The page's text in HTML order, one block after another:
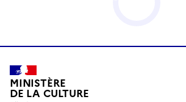
MINISTÈRE
DE LA CULTURE